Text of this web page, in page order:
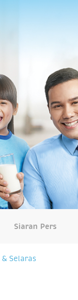
Siaran Pers
Selaras